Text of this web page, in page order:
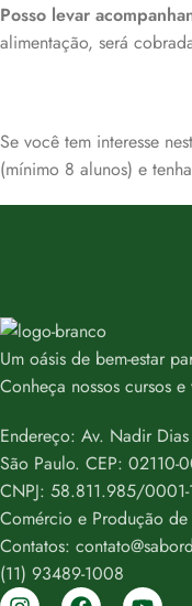
Posso levar
alimentação, será
Se você tem interesse
(mínimo 8 alunos) e
Um oásis de bem-estar
Conheça nossos cursos
Endereço: Av. Nadir
São Paulo. CEP: 02110-
CNPJ: 58.811.985/
Comércio e Produção de
Contatos:
(11) 93489-1008